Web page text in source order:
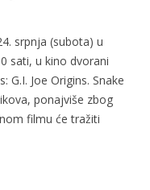
srpnja (subota) u
sati, u kino dvorani
G.I. Joe Origins. Snake
ponajviše zbog
filmu će tražiti